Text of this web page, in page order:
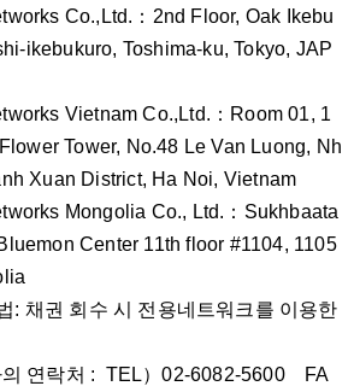
Co.,Ltd.：2nd Floor, Oak Ikebu
ikebukuro, Toshima-ku, Tokyo, JAP
Vietnam Co.,Ltd.：Room 01, 1
Tower, No.48 Le Van Luong, Nh
Xuan District, Ha Noi, Vietnam
Mongolia Co., Ltd.：Sukhbaata
Center 11th floor #1104, 1105
채권 회수 시 전용네트워크를 이용한
연락처 : TEL）02-6082-5600 FA